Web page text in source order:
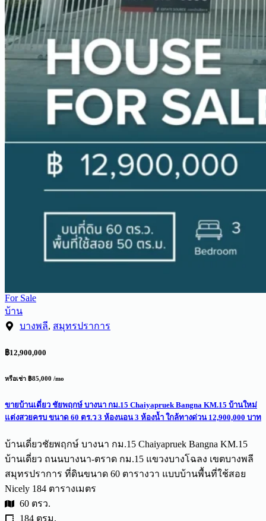
For Sale
บ้าน
บางพลี, สมุทรปราการ
฿12,900,000
หรือเช่า ฿85,000 /mo
ขายบ้านเดี่ยว ชัยพฤกษ์ บางนา กม.15 Chaiyapruek Bangna KM.15 บ้านใหม่
แต่งสวยครบ ขนาด 60 ตร.ว 3 ห้องนอน 3 ห้องน้ำ ใกล้ทางด่วน 12,900,000 บาท
บ้านเดี่ยวชัยพฤกษ์ บางนา กม.15 Chaiyapruek Bangna KM.15
บ้านเดี่ยว ถนนบางนา-ตราด กม.15 แขวงบางโฉลง เขตบางพลี
สมุทรปราการ ที่ดินขนาด 60 ตารางวา แบบบ้านพื้นที่ใช้สอย
Nicely 184 ตารางเมตร
60 ตรว.
184 ตรม.